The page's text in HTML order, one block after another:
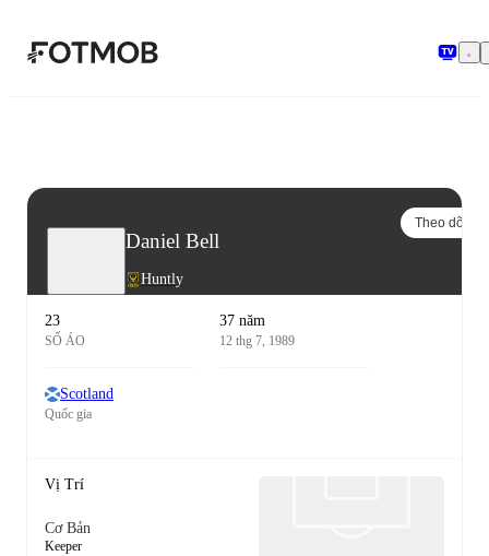
Daniel Bell
Huntly
Theo dõi
23
SỐ ÁO
37 năm
12 thg 7, 1989
Scotland
Quốc gia
Vị Trí
Cơ Bản
Keeper